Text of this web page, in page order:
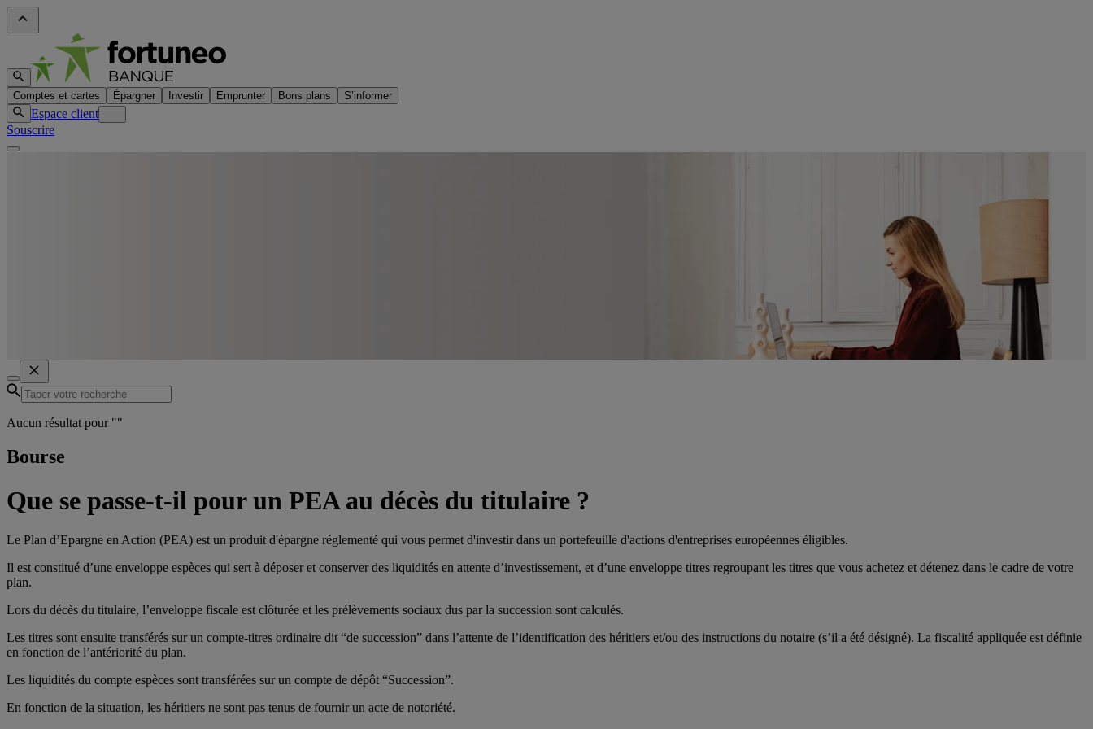
Comptes et cartes Épargner Investir Emprunter Bons plans S’informer
Espace client
Souscrire
Aucun résultat pour ""
Bourse
Que se passe-t-il pour un PEA au décès du titulaire ?
Le Plan d’Epargne en Action (PEA) est un produit d'épargne réglementé qui vous permet d'investir dans un portefeuille d'actions d'entreprises européennes éligibles.
Il est constitué d’une enveloppe espèces qui sert à déposer et conserver des liquidités en attente d’investissement, et d’une enveloppe titres regroupant les titres que vous achetez et détenez dans le cadre de votre
plan.
Lors du décès du titulaire, l’enveloppe fiscale est clôturée et les prélèvements sociaux dus par la succession sont calculés.
Les titres sont ensuite transférés sur un compte-titres ordinaire dit “de succession” dans l’attente de l’identification des héritiers et/ou des instructions du notaire (s’il a été désigné). La fiscalité appliquée est définie
en fonction de l’antériorité du plan.
Les liquidités du compte espèces sont transférées sur un compte de dépôt “Succession”.
En fonction de la situation, les héritiers ne sont pas tenus de fournir un acte de notoriété.